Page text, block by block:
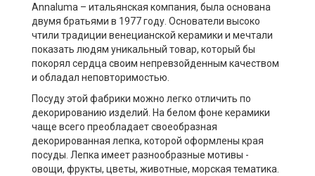
Annaluma – итальянская компания, была основана
двумя братьями в 1977 году. Основатели высоко
чтили традиции венецианской керамики и мечтали
показать людям уникальный товар, который бы
покорял сердца своим непревзойденным качеством
и обладал неповторимостью.
Посуду этой фабрики можно легко отличить по
декорированию изделий. На белом фоне керамики
чаще всего преобладает своеобразная
декорированная лепка, которой оформлены края
посуды. Лепка имеет разнообразные мотивы -
овощи, фрукты, цветы, животные, морская тематика.